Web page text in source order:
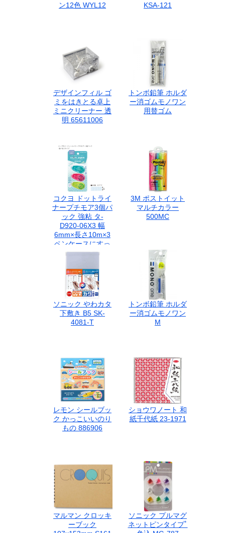
ン12色 WYL12
KSA-121
デザインフィル ゴ
ミをはきとる卓上
ミニクリーナー 透
明 65611006
トンボ鉛筆 ホルダ
ー消ゴムモノワン
用替ゴム
コクヨ ドットライ
ナープチモア3個パ
ック 強粘 タ-
D920-06X3 幅
6mm×長さ10m×3
ペンケースにすっ
きり入る しっかり
ドキャップ テープ
のり 使い切りタイ
プ
3M ポストイット
マルチカラー
500MC
ソニック やわカタ
下敷き B5 SK-
4081-T
トンボ鉛筆 ホルダ
ー消ゴムモノワン
M
レモン シールブッ
ク かっこいいのり
もの 886906
ショウワノート 和
紙千代紙 23-1971
マルマン クロッキ
ーブック
ソニック プルマグ
ネットピンタイプﾟ